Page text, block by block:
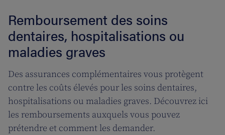
Remboursement des soins
dentaires, hospitalisations ou
maladies graves
Des assurances complémentaires vous protègent
contre les coûts élevés pour les soins dentaires,
hospitalisations ou maladies graves. Découvrez ici
les remboursements auxquels vous pouvez
prétendre et comment les demander.